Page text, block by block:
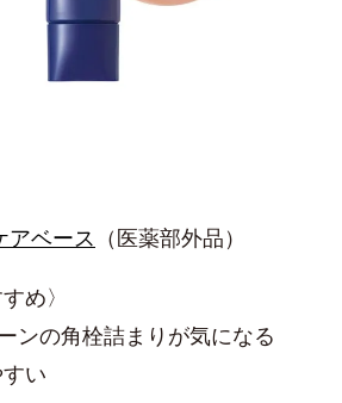
アベース （医薬部外品）
め〉
ンの角栓詰まりが気になる
い